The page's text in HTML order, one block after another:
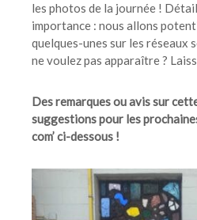
les photos de la journée !
importance : nous allons
quelques-unes sur les réseaux
ne voulez pas apparaître ?
Des remarques ou avis sur
suggestions pour les
com’ ci-dessous !